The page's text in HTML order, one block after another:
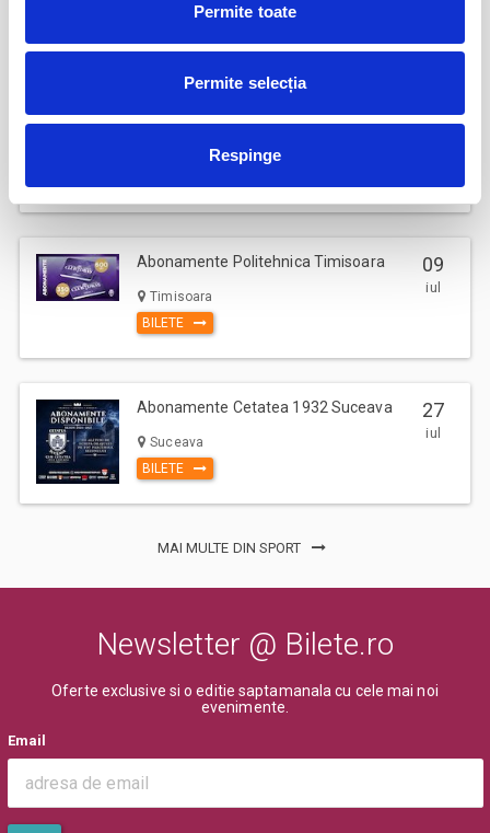
Permite toate
Permite selecția
Respinge
Parking FC Вacau 04
Abonamente Politehnica Timisoara
Timisoara
BILETE
09
iul
Abonamente Cetatea 1932 Suceava
Suceava
BILETE
27
iul
MAI MULTE DIN SPORT
Newsletter @ Bilete.ro
Oferte exclusive si o editie saptamanala cu cele mai noi
evenimente.
Email